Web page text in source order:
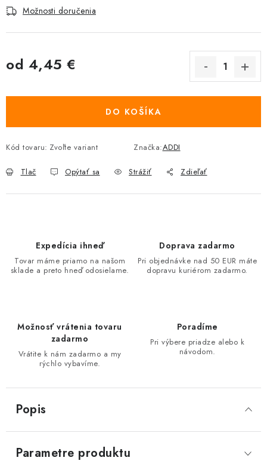
Možnosti doručenia
od 4,45 €
DO KOŠÍKA
Kód tovaru: Zvoľte variant Značka:ADDI
Tlač Opýtať sa Strážiť Zdieľať
Expedícia ihneď
Tovar máme priamo na našom
sklade a preto hneď odosielame.
Doprava zadarmo
Pri objednávke nad 50 EUR máte
dopravu kuriérom zadarmo.
Možnosť vrátenia tovaru
zadarmo
Vrátite k nám zadarmo a my
rýchlo vybavíme.
Poradíme
Pri výbere priadze alebo k
návodom.
Popis
Parametre produktu